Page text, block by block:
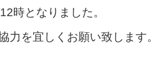
時となりました。
力を宜しくお願い致します。